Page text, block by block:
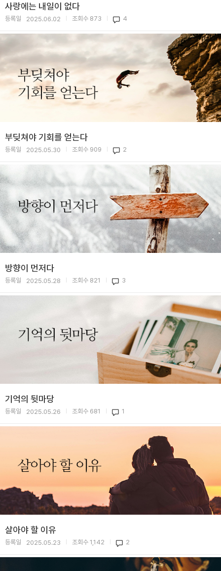
사랑에는 내일이 없다
등록일 2025.06.02 조회수 873 4
부딪쳐야 기회를 얻는다
등록일 2025.05.30 조회수 909 2
방향이 먼저다
등록일 2025.05.28 조회수 821 3
기억의 뒷마당
등록일 2025.05.26 조회수 681 1
살아야 할 이유
등록일 2025.05.23 조회수 1,142 2